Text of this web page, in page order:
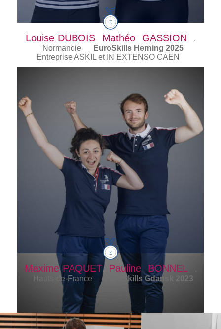
Louise DUBOIS Mathéo GASSION
.
Normandie
EuroSkills Herning 2025
Entreprise ASKIL et IN EXTENSO CAEN
Maxime PAQUET Pauline BONNEL
.
Hauts-de-France
EuroSkills Gdansk 2023